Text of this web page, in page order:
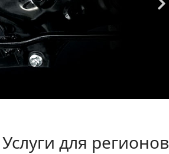
Услуги для регионов